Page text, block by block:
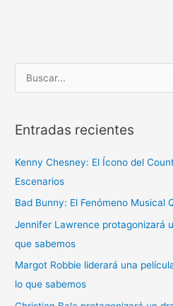
u
c
r
p
o
r
:
Entradas recientes
Kenny Chesney: El Ícono del
Escenarios
Bad Bunny: El Fenómeno Musical
Jennifer Lawrence protagonizará
que sabemos
Margot Robbie liderará una
lo que sabemos